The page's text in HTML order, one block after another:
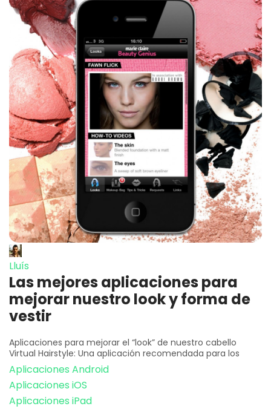
Lluís
Las mejores aplicaciones para
mejorar nuestro look y forma de
vestir
Aplicaciones para mejorar el “look” de nuestro cabello
Virtual Hairstyle: Una aplicación recomendada para los
Aplicaciones Android
Aplicaciones iOS
Aplicaciones iPad